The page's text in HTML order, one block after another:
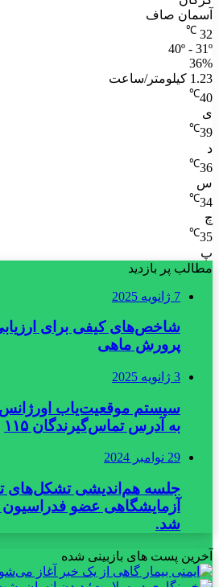
آسمان صاف
32
℃
40º - 31º
36%
1.23 کیلومتر/ساعت
40
℃
ی
39
℃
د
36
℃
س
34
℃
چ
35
℃
پ
مطالب پر بازدید
7 ژانویه 2025
شاخص‌های کیفی برای
پرورش ماهی
3 ژانویه 2025
سیستم موقعیت‌یاب
به آدرس تماس‌گیرندگان ۱۱۵
29 نوامبر 2024
جلسه هم‌اندیشی تشکل‌های
آزمایشگاهی عضو فدراسیون
شد.
آخرین پست های بازبینی شده